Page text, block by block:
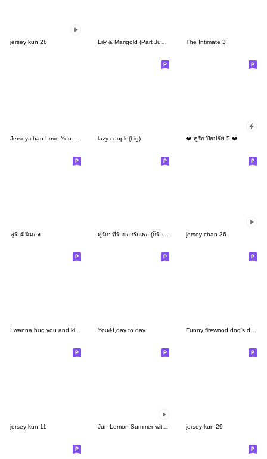
jersey kun 28 Lily & Marigold (Part Jun Lemon 3) The Intimate 3
lazy couple(big) ❤️ คู่รัก ป๊อปอัพ 5 ❤️
คู่รักมินิมอล jersey chan 36
I wanna hug you and kiss you(couple big) You&I,day to day Funny firewood dog's daily life 9
jersey kun 11 jersey kun 29